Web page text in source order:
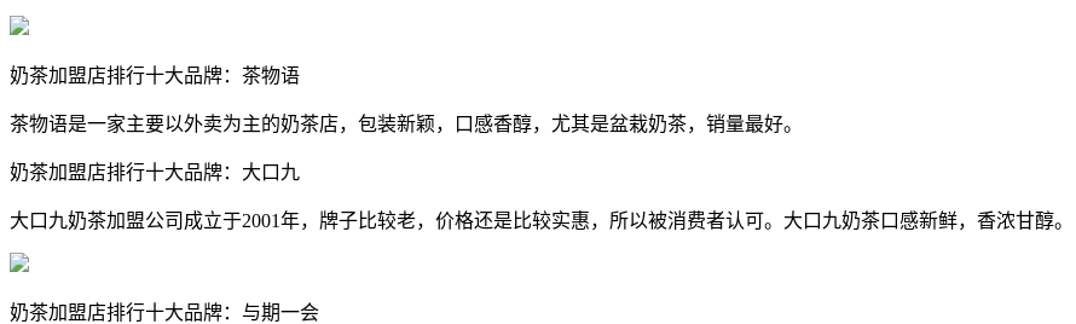
奶茶加盟店排行十大品牌：茶物语
茶物语是一家主要以外卖为主的奶茶店，包装新颖，口感香醇，尤其是盆栽奶茶，销量最好。
奶茶加盟店排行十大品牌：大口九
大口九奶茶加盟公司成立于2001年，牌子比较老，价格还是比较实惠，所以被消费者认可。大口九奶茶口感新鲜，香浓甘醇。
奶茶加盟店排行十大品牌：与期一会